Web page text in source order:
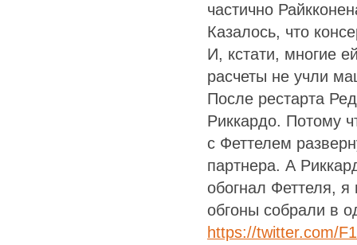
частично
Казалось, что
И, кстати, многие
расчеты не учли
После рестарта
Риккардо. Потому
с Феттелем
партнера. А
обогнал Феттеля, я
обгоны собрали в
https://twitter.com/